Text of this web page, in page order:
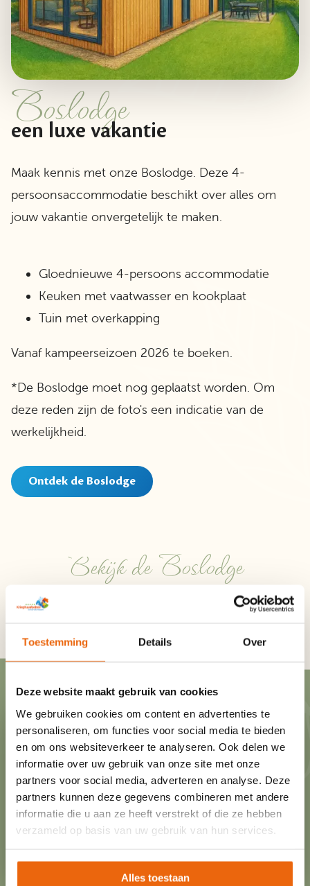
Toestemming Details Over
Deze website maakt gebruik van cookies
We gebruiken cookies om content en advertenties te
personaliseren, om functies voor social media te bieden
en om ons websiteverkeer te analyseren. Ook delen we
informatie over uw gebruik van onze site met onze
partners voor social media, adverteren en analyse. Deze
partners kunnen deze gegevens combineren met andere
informatie die u aan ze heeft verstrekt of die ze hebben
verzameld op basis van uw gebruik van hun services.
Alles toestaan
Boslodge
een luxe vakantie
Maak kennis met onze Boslodge. Deze 4-
persoonsaccommodatie beschikt over alles om
jouw vakantie onvergetelijk te maken.
Gloednieuwe 4-persoons accommodatie
Keuken met vaatwasser en kookplaat
Tuin met overkapping
Vanaf kampeerseizoen 2026 te boeken.
*De Boslodge moet nog geplaatst worden. Om
deze reden zijn de foto's een indicatie van de
werkelijkheid.
Ontdek de Boslodge
Bekijk de Boslodge